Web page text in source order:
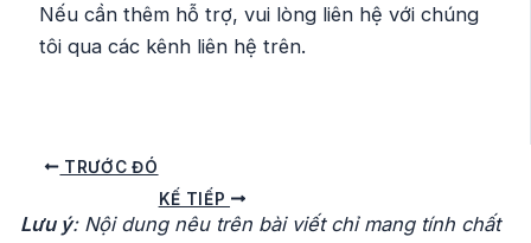
Nếu cần thêm hỗ trợ, vui lòng liên hệ với chúng
tôi qua các kênh liên hệ trên.
Điều
bài
TRƯỚC ĐÓ
KẾ TIẾP
Lưu ý: Nội dung nêu trên bài viết chỉ mang tính chất